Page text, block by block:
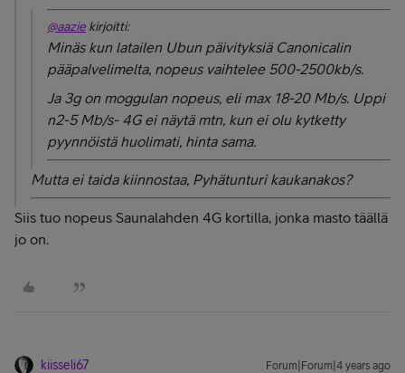
@aazie kirjoitti:
Minäs kun latailen Ubun päivityksiä Canonicalin
pääpalvelimelta, nopeus vaihtelee 500-2500kb/s.
Ja 3g on moggulan nopeus, eli max 18-20 Mb/s. Uppi
n2-5 Mb/s- 4G ei näytä mtn, kun ei olu kytketty
pyynnöistä huolimati, hinta sama.
Mutta ei taida kiinnostaa, Pyhätunturi kaukanakos?
Siis tuo nopeus Saunalahden 4G kortilla, jonka masto täällä
jo on.
kiisseli67 Forum|Forum|4 years ago